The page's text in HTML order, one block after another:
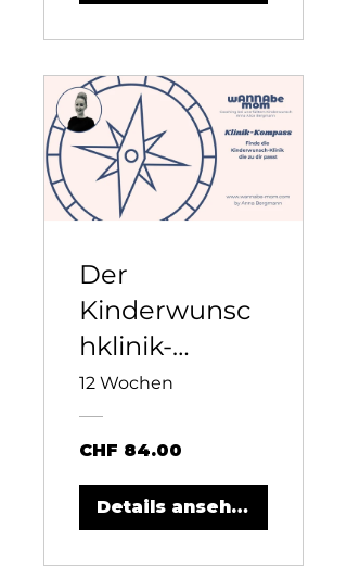
Der
Kinderwunsc
hklinik-
Kompass
12 Wochen
CHF 84.00
Details ansehen